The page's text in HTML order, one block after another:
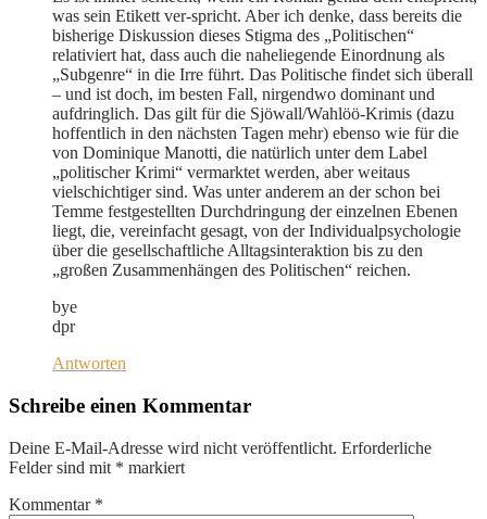
was sein Etikett ver-spricht. Aber ich denke, dass bereits die
bisherige Diskussion dieses Stigma des „Politischen“
relativiert hat, dass auch die naheliegende Einordnung als
„Subgenre“ in die Irre führt. Das Politische findet sich überall
– und ist doch, im besten Fall, nirgendwo dominant und
aufdringlich. Das gilt für die Sjöwall/Wahlöö-Krimis (dazu
hoffentlich in den nächsten Tagen mehr) ebenso wie für die
von Dominique Manotti, die natürlich unter dem Label
„politischer Krimi“ vermarktet werden, aber weitaus
vielschichtiger sind. Was unter anderem an der schon bei
Temme festgestellten Durchdringung der einzelnen Ebenen
liegt, die, vereinfacht gesagt, von der Individualpsychologie
über die gesellschaftliche Alltagsinteraktion bis zu den
„großen Zusammenhängen des Politischen“ reichen.
bye
dpr
Antworten
Schreibe einen Kommentar
Deine E-Mail-Adresse wird nicht veröffentlicht. Erforderliche
Felder sind mit * markiert
Kommentar *